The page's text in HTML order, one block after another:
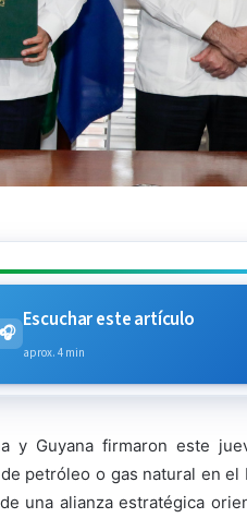
🎧
Escuchar este artículo
aprox. 4 min
y Guyana firmaron este
petróleo o gas natural en el
una alianza estratégica